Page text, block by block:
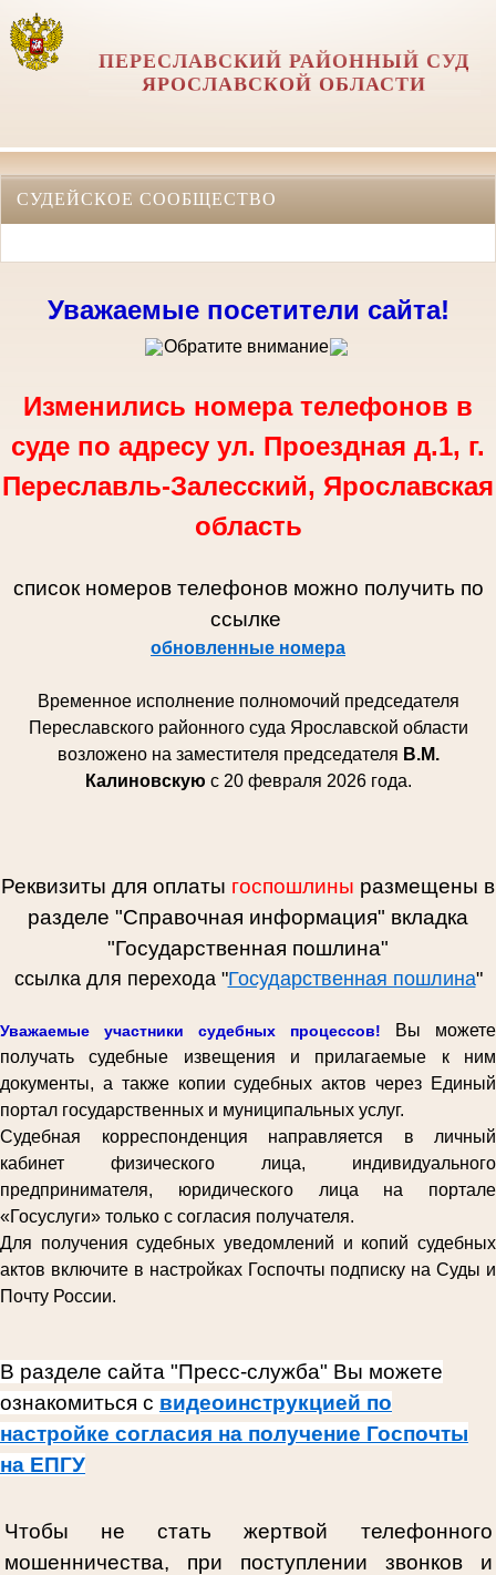
ПЕРЕСЛАВСКИЙ РАЙОННЫЙ СУД
ЯРОСЛАВСКОЙ ОБЛАСТИ
СУДЕЙСКОЕ СООБЩЕСТВО
Уважаемые посетители сайта!
Обратите внимание
Изменились номера телефонов в
суде по адресу ул. Проездная д.1, г.
Переславль-Залесский, Ярославская
область
список номеров телефонов можно получить по
ссылке
обновленные номера
Временное исполнение полномочий председателя
Переславского районного суда Ярославской области
возложено на заместителя председателя В.М.
Калиновскую с 20 февраля 2026 года.
Реквизиты для оплаты госпошлины размещены в
разделе "Справочная информация" вкладка
"Государственная пошлина"
ссылка для перехода "Государственная пошлина"
Уважаемые участники судебных процессов!
Вы можете
получать судебные извещения и прилагаемые к ним
документы, а также копии судебных актов через Единый
портал государственных и муниципальных услуг.
Судебная корреспонденция направляется в личный
кабинет физического лица, индивидуального
предпринимателя, юридического лица на портале
«Госуслуги» только с согласия получателя.
Для получения судебных уведомлений и копий судебных
актов включите в настройках Госпочты подписку на Суды и
Почту России.
В разделе сайта "Пресс-служба" Вы можете
ознакомиться с видеоинструкцией по
настройке согласия на получение Госпочты
на ЕПГУ
Чтобы не стать жертвой телефонного
мошенничества, при поступлении звонков и